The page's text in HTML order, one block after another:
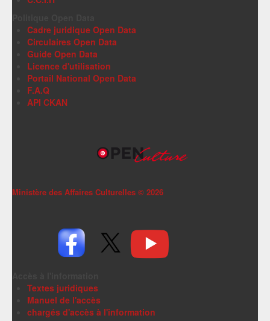
Cadre juridique Open Data
Circulaires Open Data
Guide Open Data
Licence d'utilisation
Portail National Open Data
F.A.Q
API CKAN
Ministère des Affaires Culturelles © 2026
Textes juridiques
Manuel de l'accès
chargés d'accès à l'information